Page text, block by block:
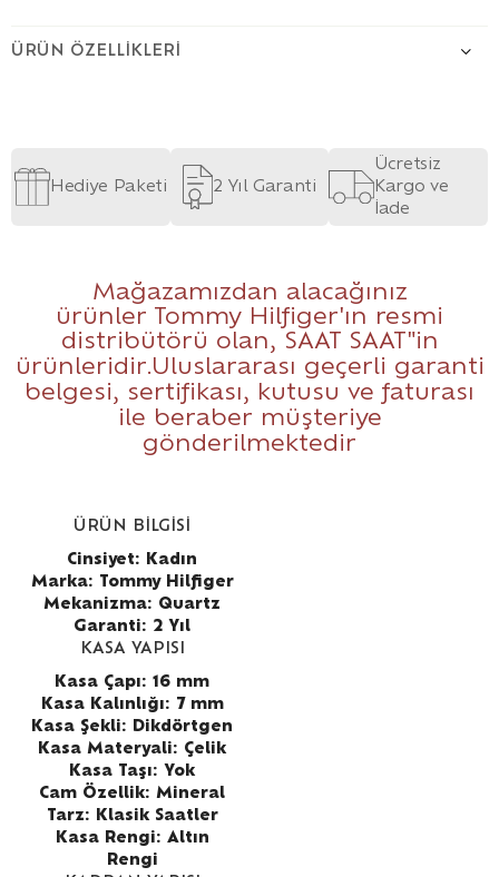
ÜRÜN ÖZELLIKLERI
Hediye Paketi 2 Yıl Garanti
Ücretsiz
Kargo ve
İade
Mağazamızdan alacağınız
ürünler Tommy Hilfiger'ın resmi
distribütörü olan, SAAT SAAT"in
ürünleridir.Uluslararası geçerli garanti
belgesi, sertifikası, kutusu ve faturası
ile beraber müşteriye
gönderilmektedir
ÜRÜN BİLGİSİ
Cinsiyet: Kadın
Marka: Tommy Hilfiger
Mekanizma: Quartz
Garanti: 2 Yıl
KASA YAPISI
Kasa Çapı: 16 mm
Kasa Kalınlığı: 7 mm
Kasa Şekli: Dikdörtgen
Kasa Materyali: Çelik
Kasa Taşı: Yok
Cam Özellik: Mineral
Tarz: Klasik Saatler
Kasa Rengi: Altın
Rengi